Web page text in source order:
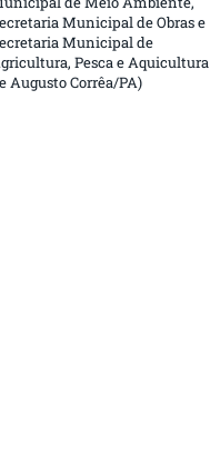
Municipal de Obras e
Municipal de
Pesca e Aquicultura
Augusto Corrêa/PA)